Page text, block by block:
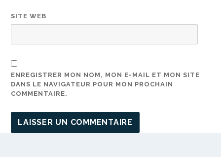
SITE WEB
ENREGISTRER MON NOM, MON E-MAIL ET MON SITE
DANS LE NAVIGATEUR POUR MON PROCHAIN
COMMENTAIRE.